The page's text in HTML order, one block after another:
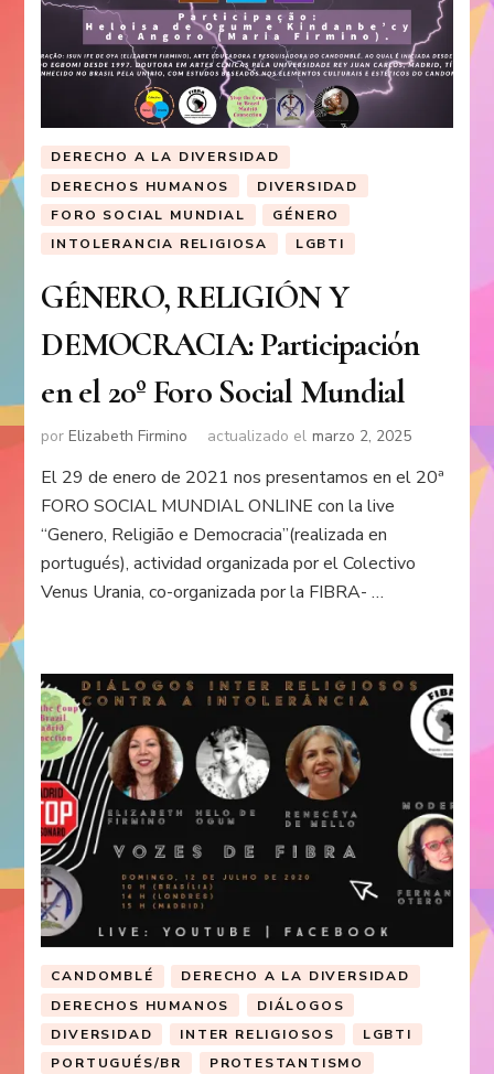
DERECHO A LA DIVERSIDAD
DERECHOS HUMANOS
DIVERSIDAD
FORO SOCIAL MUNDIAL
GÉNERO
INTOLERANCIA RELIGIOSA
LGBTI
GÉNERO, RELIGIÓN Y
DEMOCRACIA: Participación
en el 20º Foro Social Mundial
porElizabeth Firmino actualizado el marzo 2, 2025
El 29 de enero de 2021 nos presentamos en el 20ª
FORO SOCIAL MUNDIAL ONLINE con la live
“Genero, Religião e Democracia”(realizada en
portugués), actividad organizada por el Colectivo
Venus Urania, co-organizada por la FIBRA- …
CANDOMBLÉ
DERECHO A LA DIVERSIDAD
DERECHOS HUMANOS
DIÁLOGOS
DIVERSIDAD
INTER RELIGIOSOS
LGBTI
PORTUGUÉS/BR
PROTESTANTISMO